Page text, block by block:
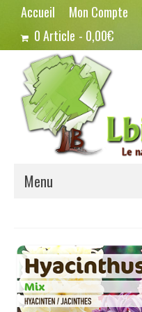
Accueil Mon Compte
0 Article
0,00€
Menu
Potager – Graines
Haricots
Pois